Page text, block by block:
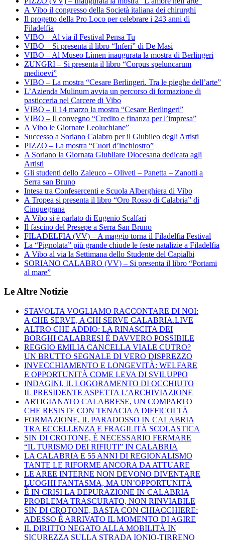
A Vibo il congresso della Società italiana dei chirurghi
Il progetto della Pro Loco per celebrare i 243 anni di
Filadelfia
VIBO – Al via il Festival Pensa Tu
VIBO – Si presenta il libro “Inferi” di De Masi
VIBO – Al Museo Lìmen inaugurata la mostra di Berlingeri
ZUNGRI – Si presenta il libro “Corpus speluncarum
medioevi”
VIBO – La mostra “Cesare Berlingeri. Tra le pieghe dell’arte”
L’Azienda Mulinum avvia un percorso di formazione di
pasticceria nel Carcere di Vibo
VIBO – Il 14 marzo la mostra “Cesare Berlingeri”
VIBO – Il convegno “Credito e finanza per l’impresa”
A Vibo le Giornate Leoluchiane”
Successo a Soriano Calabro per il Giubileo degli Artisti
PIZZO – La mostra “Cuori d’inchiostro”
A Soriano la Giornata Giubilare Diocesana dedicata agli
Artisti
Gli studenti dello Zaleuco – Oliveti – Panetta – Zanotti a
Serra san Bruno
Intesa tra Confesercenti e Scuola Alberghiera di Vibo
A Tropea si presenta il libro “Oro Rosso di Calabria” di
Cinquegrana
A Vibo si è parlato di Eugenio Scalfari
Il fascino del Presepe a Serra San Bruno
FILADELFIA (VV) – A maggio torna il Filadelfia Festival
La “Pignolata” più grande chiude le feste natalizie a Filadelfia
A Vibo al via la Settimana dello Studente del Capialbi
SORIANO CALABRO (VV) – Si presenta il libro “Portami
al mare”
Le Altre Notizie
STAVOLTA VOGLIAMO RACCONTARE DI NOI:
A CHE SERVE, A CHI SERVE CALABRIA.LIVE
ALTRO CHE ADDIO: LA RINASCITA DEI
BORGHI CALABRESI È DAVVERO POSSIBILE
REGGIO EMILIA CANCELLA VIALE CUTRO?
UN BRUTTO SEGNALE DI VERO DISPREZZO
INVECCHIAMENTO E LONGEVITÀ: WELFARE
E OPPORTUNITÀ COME LEVA DI SVILUPPO
INDAGINI, IL LOGORAMENTO DI OCCHIUTO
IL PRESIDENTE ASPETTA L’ARCHIVIAZIONE
ARTIGIANATO CALABRESE, UN COMPARTO
CHE RESISTE CON TENACIA A DIFFICOLTÀ
FORMAZIONE, IL PARADOSSO IN CALABRIA
TRA ECCELLENZA E FRAGILITÀ SCOLASTICA
SIN DI CROTONE, È NECESSARIO FERMARE
“IL TURISMO DEI RIFIUTI” IN CALABRIA
LA CALABRIA E 55 ANNI DI REGIONALISMO
TANTE LE RIFORME ANCORA DA ATTUARE
LE AREE INTERNE NON DEVONO DIVENTARE
LUOGHI FANTASMA, MA UN’OPPORTUNITÀ
È IN CRISI LA DEPURAZIONE IN CALABRIA
PROBLEMA TRASCURATO, NON RINVIABILE
SIN DI CROTONE, BASTA CON CHIACCHIERE:
ADESSO È ARRIVATO IL MOMENTO DI AGIRE
IL DIRITTO NEGATO ALLA MOBILITÀ IN
SICUREZZA SULLA STRADA IONIO-TIRRENO